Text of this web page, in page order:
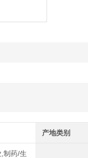
产地类别
制药/生